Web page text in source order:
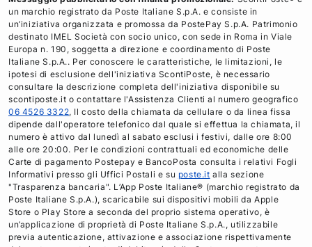
un marchio registrato da Poste Italiane S.p.A. e consiste in
un’iniziativa organizzata e promossa da PostePay S.p.A. Patrimonio
destinato IMEL Società con socio unico, con sede in Roma in Viale
Europa n. 190, soggetta a direzione e coordinamento di Poste
Italiane S.p.A.. Per conoscere le caratteristiche, le limitazioni, le
ipotesi di esclusione dell'iniziativa ScontiPoste, è necessario
consultare la descrizione completa dell'iniziativa disponibile su
scontiposte.it o contattare l'Assistenza Clienti al numero geografico
06 4526 3322, Il costo della chiamata da cellulare o da linea fissa
dipende dall'operatore telefonico dal quale si effettua la chiamata, il
numero è attivo dal lunedì al sabato esclusi i festivi, dalle ore 8:00
alle ore 20:00. Per le condizioni contrattuali ed economiche delle
Carte di pagamento Postepay e BancoPosta consulta i relativi Fogli
Informativi presso gli Uffici Postali e su poste.it alla sezione
"Trasparenza bancaria". L’App Poste Italiane® (marchio registrato da
Poste Italiane S.p.A.), scaricabile sui dispositivi mobili da Apple
Store o Play Store a seconda del proprio sistema operativo, è
un’applicazione di proprietà di Poste Italiane S.p.A., utilizzabile
previa autenticazione, attivazione e associazione rispettivamente